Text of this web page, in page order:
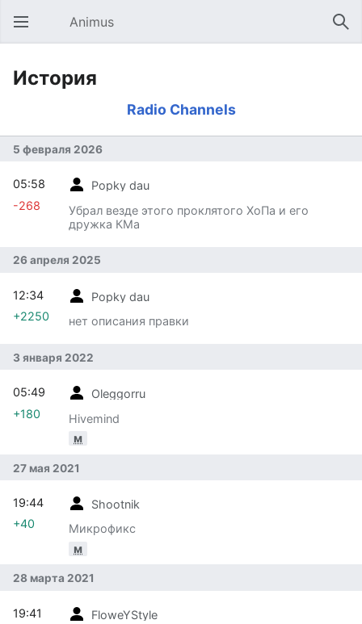
Открыть главное меню Animus
История
Radio Channels
5 февраля 2026
Popky dau
Убрал везде этого проклятого ХоПа и его
дружка КМа
05:58
-268
26 апреля 2025
Popky dau
нет описания правки
12:34
+2250
3 января 2022
Oleggorru
Hivemind
м
05:49
+180
27 мая 2021
Shootnik
Микрофикс
м
19:44
+40
28 марта 2021
FloweYStyle
19:41